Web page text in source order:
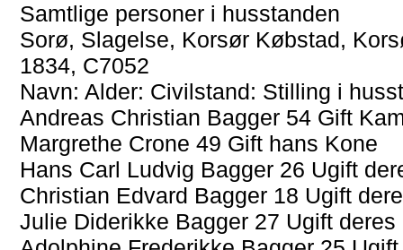
Samtlige personer i husstanden
Sorø, Slagelse, Korsør Købstad,
1834, C7052
Navn: Alder: Civilstand: Stilling i
Andreas Christian Bagger 54 Gift
Margrethe Crone 49 Gift hans Kone
Hans Carl Ludvig Bagger 26 Ugift
Christian Edvard Bagger 18 Ugift
Julie Diderikke Bagger 27 Ugift deres